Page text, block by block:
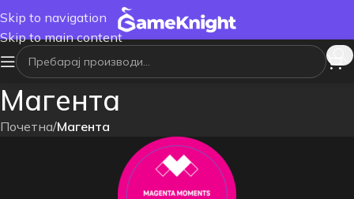
Skip to navigation
Skip to main content
Магента
Почетна/Магента